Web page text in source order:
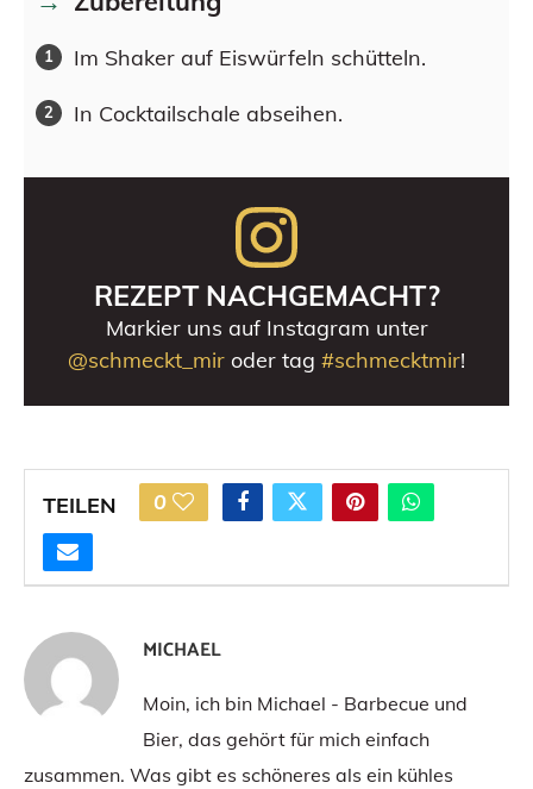
Im Shaker auf Eiswürfeln schütteln.
In Cocktailschale abseihen.
REZEPT NACHGEMACHT?
Markier uns auf Instagram unter
@schmeckt_mir oder tag #schmecktmir!
TEILEN 0
MICHAEL
Moin, ich bin Michael - Barbecue und
Bier, das gehört für mich einfach
zusammen. Was gibt es schöneres als ein kühles